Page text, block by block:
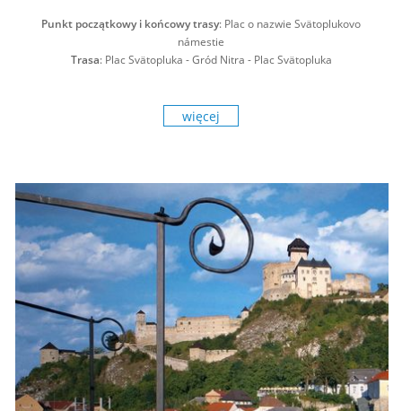
Punkt początkowy i końcowy trasy: Plac o nazwie Svätoplukovo
námestie
Trasa: Plac Svätopluka - Gród Nitra - Plac Svätopluka
więcej